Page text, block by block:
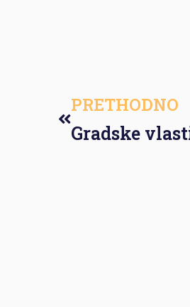
PRETHODNO